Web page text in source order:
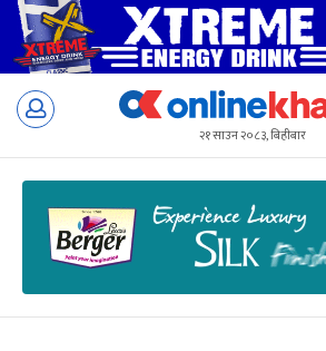
Skip
२१ साउन २०८३, बिहीबार